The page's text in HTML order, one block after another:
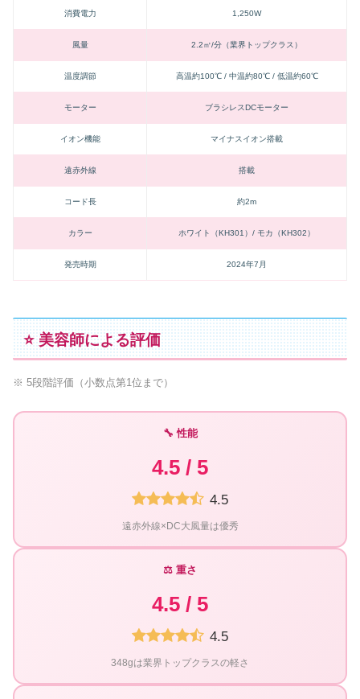
消費電力 1,250W
風量 2.2㎥/分（業界トップクラス）
温度調節 高温約100℃ / 中温約80℃ / 低温約60℃
モーター ブラシレスDCモーター
イオン機能 マイナスイオン搭載
遠赤外線 搭載
コード長 約2m
カラー ホワイト（KH301）/ モカ（KH302）
発売時期 2024年7月
⭐ 美容師による評価
※ 5段階評価（小数点第1位まで）
🔧 性能
4.5 / 5
4.5
遠赤外線×DC大風量は優秀
⚖️ 重さ
4.5 / 5
4.5
348gは業界トップクラスの軽さ